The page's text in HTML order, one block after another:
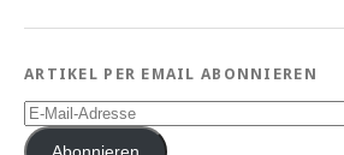
ARTIKEL PER EMAIL ABONNIEREN
E-
Mail-
Adresse